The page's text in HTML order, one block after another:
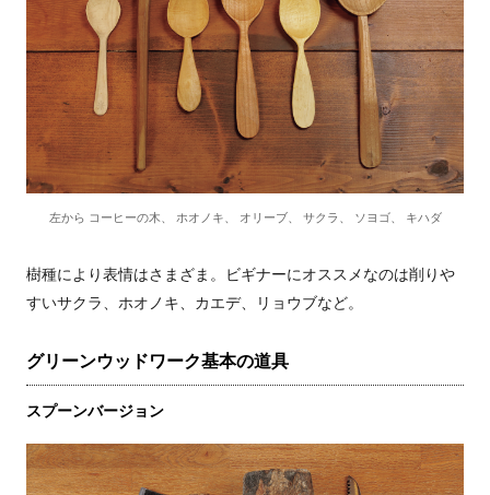
左から コーヒーの木、 ホオノキ、 オリーブ、 サクラ、 ソヨゴ、 キハダ
樹種により表情はさまざま。ビギナーにオススメなのは削りや
すいサクラ、ホオノキ、カエデ、リョウブなど。
グリーンウッドワーク基本の道具
スプーンバージョン